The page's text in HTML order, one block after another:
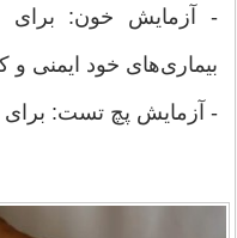
- آزمایش خون: برای
بیماری‌های خود ایمنی و
- آزمایش پچ تست: